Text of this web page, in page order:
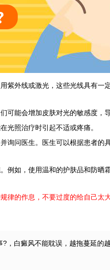
外线或激光，这些光线具有一
能会增加皮肤对光的敏感度，导
照治疗时引起不适或疼痛。
问医生。医生可以根据患者的
如，使用温和的护肤品和防晒
律的作息，不要过度的给自己太
? ，白癜风不能耽误，越拖蔓延的